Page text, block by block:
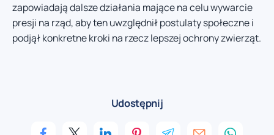
zapowiadają dalsze działania mające na celu wywarcie
presji na rząd, aby ten uwzględnił postulaty społeczne i
podjął konkretne kroki na rzecz lepszej ochrony zwierząt.
Udostępnij